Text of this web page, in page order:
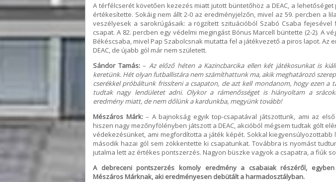
A térfélcserét követően kezezés miatt jutott büntetőhöz a DEAC, a
értékesítette. Sokáig nem állt 2-0 az eredményjelzőn, mivel az 59. percben a
veszélyesek a sarokrúgásaik: a rögzített szituációból Szabó Csaba
csapat. A 82. percben egy védelmi megingást Bónus Marcell büntette (2-2). A
Békéscsaba, mivel Pap Szabolcsnak mutatta fel a játékvezető a piros lapot. Az
DEAC, de újabb gól már nem született.
Sándor Tamás:– Az előző héten a Kazincbarcika ellen két játékosunkat is
keretünk. Hét olyan futballistára nem számíthattunk ma, akik meghatározó
cserékkel próbáltunk frissíteni a csapaton, de azt kell mondanom, hogy ezen a
tudtak nagy lendületet adni. Olykor a rámenősséget is hiányoltam a
eredmény miatt, de nem dőlünk a kardunkba, megyünk tovább!
Mészáros Márk:– A bajnokság egyik top-csapatával játszottunk, ami az
hiszen nagy mezőnyfölényben játszott a DEAC, akcióból mégsem tudtak gólt
védekezésünket, ami megfordította a játék képét. Sokkal
második hazai gól sem zökkentette ki csapatunkat. Továbbra is nyomást
jutalma lett az értékes pontszerzés. Nagyon büszke vagyok a csapatra, a fiúk
A debreceni pontszerzés komoly eredmény a csabaiak részéről,
Mészáros Márknak, aki eredményesen debütált a harmadosztályban.